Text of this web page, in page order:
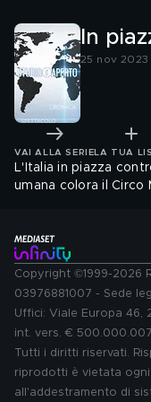
In
25 nov 2023
VAI ALLA SERIE LA TUA
L'Italia in piazza
umana colora il Circo
Copyright ©1999-2026
03976881007 - Sede
Uffici: Viale Europa 46,
int. vers. €
Tutti i diritti riservati.
riprodotti è vietata
all'addestramento di